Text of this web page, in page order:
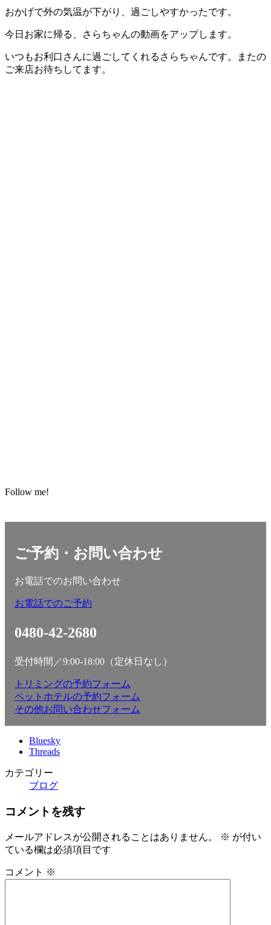
おかげで外の気温が下がり、過ごしやすかったです。
今日お家に帰る、さらちゃんの動画をアップします。
いつもお利口さんに過ごしてくれるさらちゃんです。またの
ご来店お待ちしてます。
Follow me!
ご予約・お問い合わせ
お電話でのお問い合わせ
お電話でのご予約
0480-42-2680
受付時間／9:00-18:00（定休日なし）
トリミングの予約フォーム
ペットホテルの予約フォーム
その他お問い合わせフォーム
Bluesky
Threads
カテゴリー
ブログ
コメントを残す
メールアドレスが公開されることはありません。 ※ が付い
ている欄は必須項目です
コメント ※